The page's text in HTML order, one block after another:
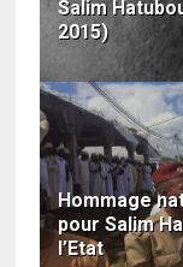
Salim
2015)
Hommage
pour Salim
l’Etat